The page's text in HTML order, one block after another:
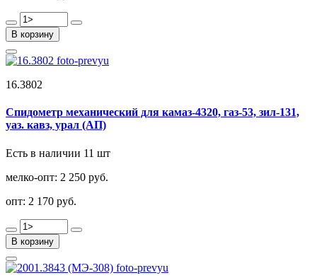
В корзину
16.3802
Спидометр механический для камаз-4320, газ-53, зил-131,
уаз. кавз, урал (АП)
Есть в наличии 11 шт
мелко-опт: 2 250 руб.
опт: 2 170 руб.
В корзину